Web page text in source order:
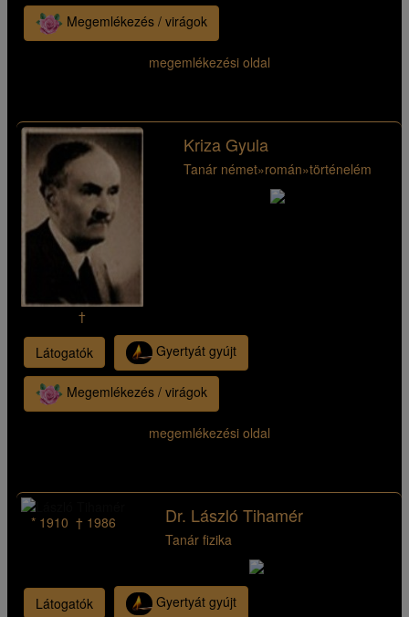
Megemlékezés / virágok
megemlékezési oldal
†
Kriza Gyula
Tanár német»román»történelém
Látogatók Gyertyát gyújt
Megemlékezés / virágok
megemlékezési oldal
* 1910 † 1986 Dr. László Tihamér
Tanár fizika
Látogatók Gyertyát gyújt